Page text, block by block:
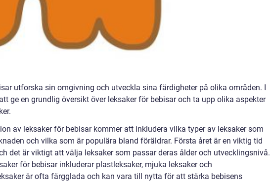
utforska sin omgivning och utveckla sina färdigheter på olika områden. I
ge en grundlig översikt över leksaker för bebisar och ta upp olika aspekter
av leksaker för bebisar kommer att inkludera vilka typer av leksaker som
och vilka som är populära bland föräldrar. Första året är en viktig tid
det är viktigt att välja leksaker som passar deras ålder och utvecklingsnivå.
för bebisar inkluderar plastleksaker, mjuka leksaker och
är ofta färgglada och kan vara till nytta för att stärka bebisens